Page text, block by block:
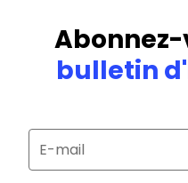
bulletin
E-mail